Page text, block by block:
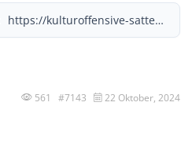
https://kulturoffensive-satteins.at/
561 #7143 22 Oktober, 2024